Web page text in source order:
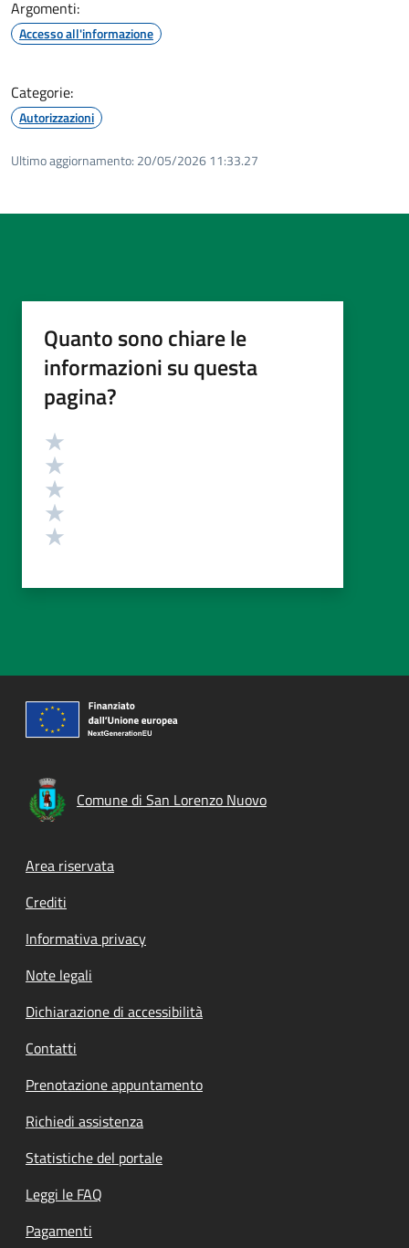
Argomenti:
Accesso all'informazione
Categorie:
Autorizzazioni
Ultimo aggiornamento: 20/05/2026 11:33.27
Quanto sono chiare le
informazioni su questa
pagina?
Valutazione
Comune di San Lorenzo Nuovo
Footer menu
Area riservata
Crediti
Informativa privacy
Note legali
Dichiarazione di accessibilità
Contatti
Prenotazione appuntamento
Richiedi assistenza
Statistiche del portale
Leggi le FAQ
Pagamenti